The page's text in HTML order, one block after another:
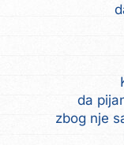
da
zbog nje